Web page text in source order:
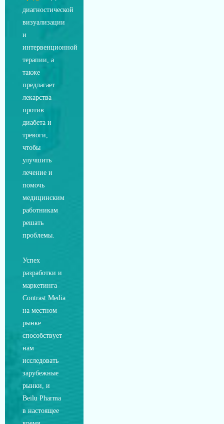
диагностической
визуализации
и
интервенционной
терапии, а
также
предлагает
лекарства
против
диабета и
тревоги,
чтобы
улучшить
лечение и
помочь
медицинским
работникам
решать
проблемы.
Успех
разработки и
маркетинга
Contrast Media
на местном
рынке
способствует
нам
исследовать
зарубежные
рынки, и
Beilu Pharma
в настоящее